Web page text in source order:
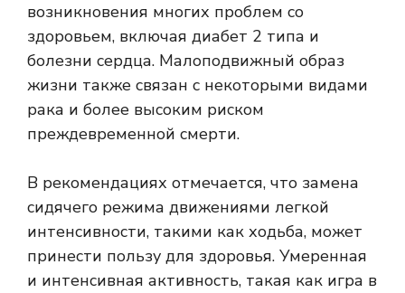
возникновения многих проблем со
здоровьем, включая диабет 2 типа и
болезни сердца. Малоподвижный образ
жизни также связан с некоторыми видами
рака и более высоким риском
преждевременной смерти.
В рекомендациях отмечается, что замена
сидячего режима движениями легкой
интенсивности, такими как ходьба, может
принести пользу для здоровья. Умеренная
и интенсивная активность, такая как игра в